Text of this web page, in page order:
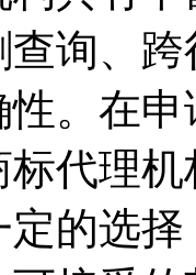
询、
。在
代理
的选